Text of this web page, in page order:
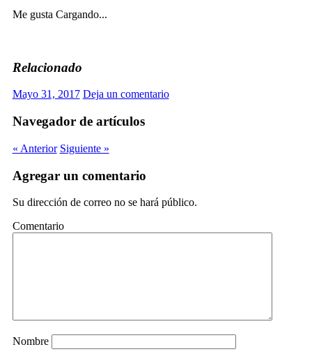
Me gusta Cargando...
Relacionado
Mayo 31, 2017 Deja un comentario
Navegador de artículos
« Anterior Siguiente »
Agregar un comentario
Su dirección de correo no se hará público.
Comentario
Nombre